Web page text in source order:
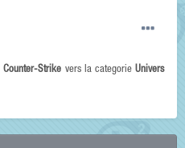
Counter-Strike vers la categorieUnivers